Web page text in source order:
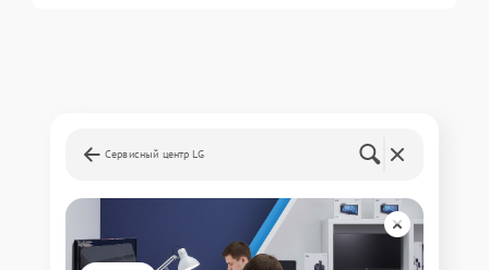
Сервисный центр LG